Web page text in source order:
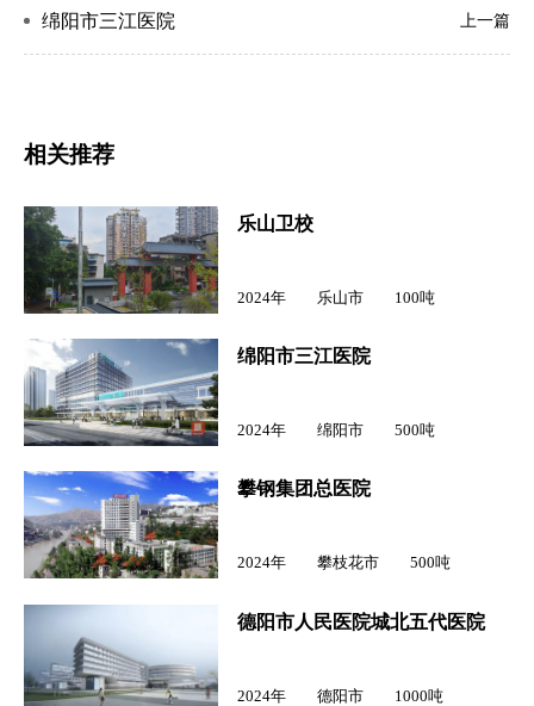
上一篇
绵阳市三江医院
相关推荐
乐山卫校
2024年 乐山市 100吨
绵阳市三江医院
2024年 绵阳市 500吨
攀钢集团总医院
2024年 攀枝花市 500吨
德阳市人民医院城北五代医院
2024年 德阳市 1000吨